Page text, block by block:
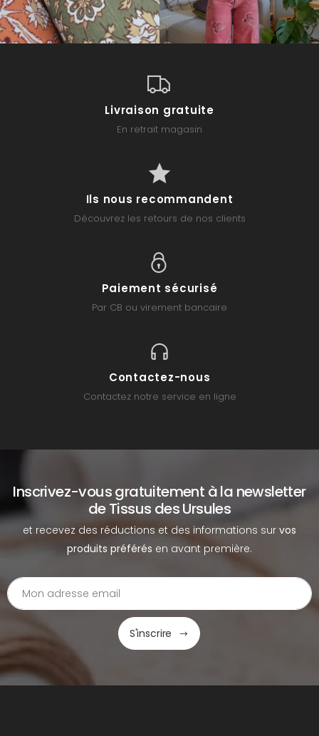
Livraison gratuite
En retrait magasin
Ils nous recommandent
Découvrez les retours de nos clients
Paiement sécurisé
Par CB ou virement bancaire
Contactez-nous
Contactez notre service en ligne
Inscrivez-vous gratuitement à la newsletter
de Tissus des Ursules
et recevez des réductions et des informations sur vos
produits préférés en avant première.
S'inscrire